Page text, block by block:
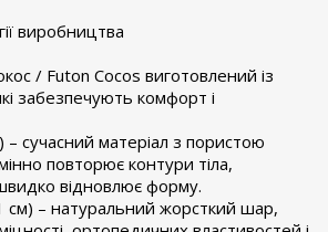
виробництва
/ Futon Cocos виготовлений із
забезпечують комфорт і
сучасний матеріал з пористою
повторює контури тіла,
відновлює форму.
см) – натуральний жорсткий шар,